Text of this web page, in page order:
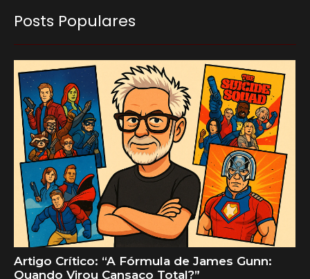
Posts Populares
Artigo Crítico: “A Fórmula de James Gunn:
Quando Virou Cansaço Total?”